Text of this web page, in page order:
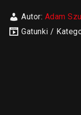
Autor: Adam
Gatunki /